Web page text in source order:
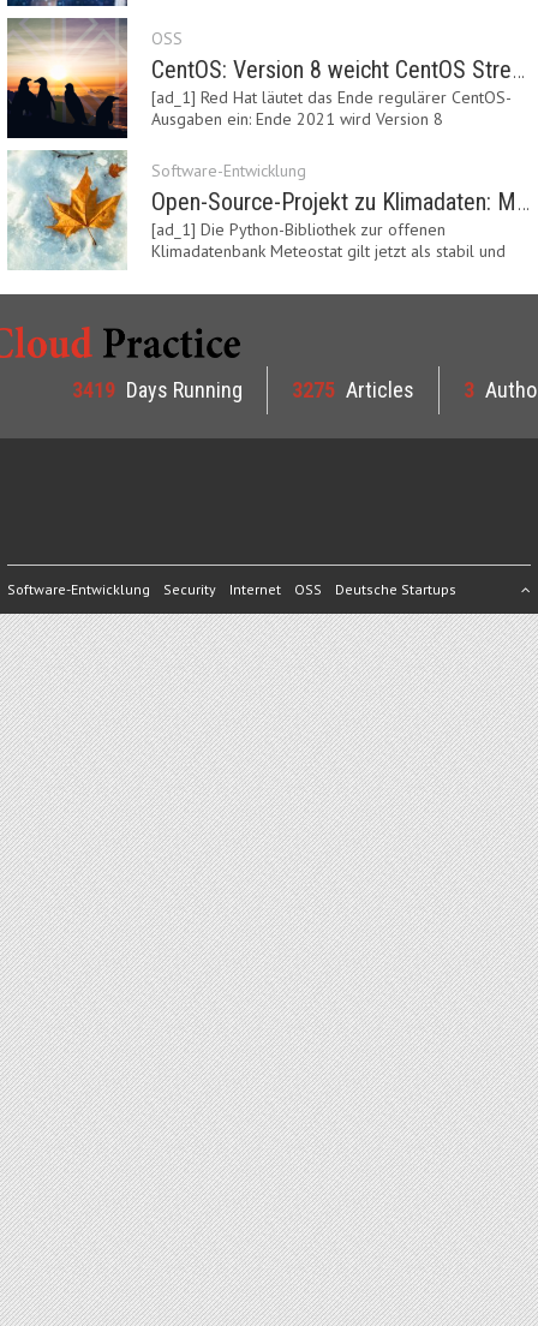
OSS
CentOS: Version 8 weicht CentOS Stream
[ad_1] Red Hat läutet das Ende regulärer CentOS-
Ausgaben ein: Ende 2021 wird Version 8
Software-Entwicklung
Open-Source-Projekt zu Klimadaten: Meteostat Python Library 1.0 erschienen
[ad_1] Die Python-Bibliothek zur offenen
Klimadatenbank Meteostat gilt jetzt als stabil und
3419 Days Running 3275 Articles 3
Software-Entwicklung Security Internet OSS Deutsche Startups